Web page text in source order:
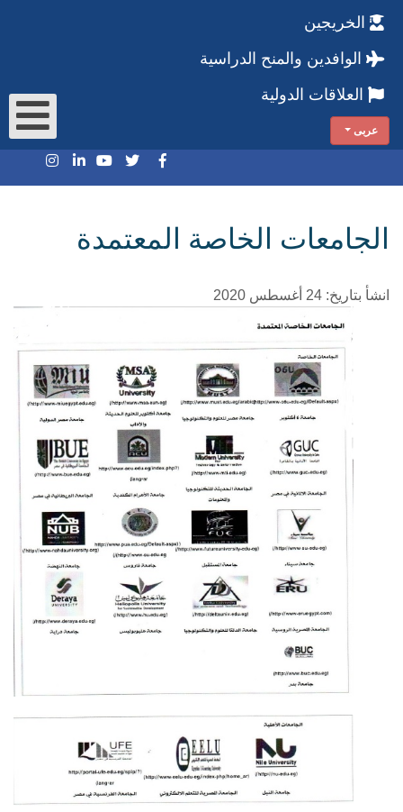
الخريجين
الوافدين والمنح الدراسية
العلاقات الدولية
عربى
الجامعات الخاصة المعتمدة
انشأ بتاريخ: 24 أغسطس 2020